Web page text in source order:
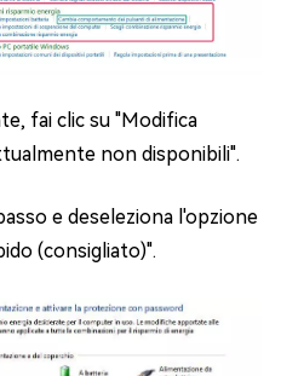
fai clic su "Modifica
non disponibili".
e deseleziona l'opzione
(consigliato)".